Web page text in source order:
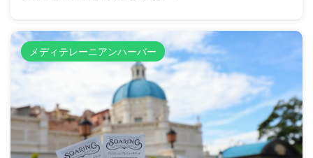
メディテレーニアンハーバー